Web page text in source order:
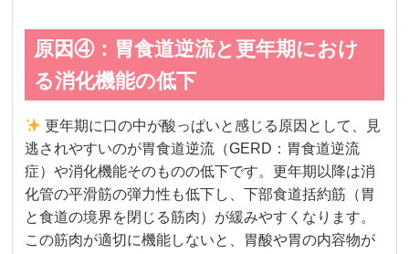
原因④：胃食道逆流と更年期におけ
る消化機能の低下
更年期に口の中が酸っぱいと感じる原因として、見
逃されやすいのが胃食道逆流（GERD：胃食道逆流
症）や消化機能そのものの低下です。更年期以降は消
化管の平滑筋の弾力性も低下し、下部食道括約筋（胃
と食道の境界を閉じる筋肉）が緩みやすくなります。
この筋肉が適切に機能しないと、胃酸や胃の内容物が